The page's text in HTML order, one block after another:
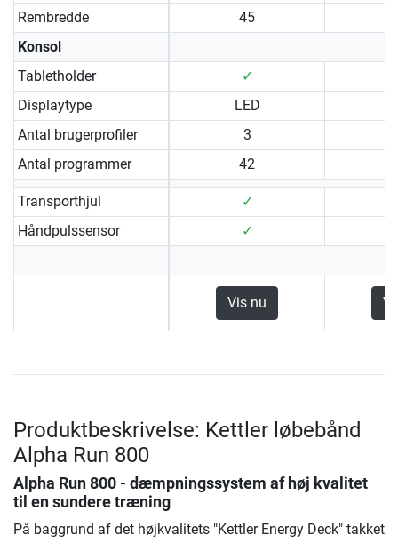
Rembredde
45
Konsol
Tabletholder
✓
Displaytype
LED
Antal brugerprofiler
3
Antal programmer
42
Transporthjul ✓
Håndpulssensor
✓
Vis nu
Produktbeskrivelse: Kettler løbebånd
Alpha Run 800
Alpha Run 800 - dæmpningssystem af høj kvalitet
til en sundere træning
På baggrund af det højkvalitets "Kettler Energy Deck" takket